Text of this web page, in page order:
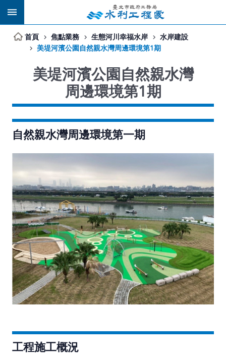
跳到主要內容區塊
首頁 焦點業務 生態河川幸福水岸
水岸建設
美堤河濱公園自然親水灣周邊環境第1期
美堤河濱公園自然親水灣
周邊環境第1期
自然親水灣周邊環境第一期
工程施工概況